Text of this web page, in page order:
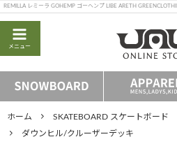
REMILLA レミーラ GOHEMP ゴーヘンプ LIBE ARETH
メニュー
ホーム SKATEBOARD スケートボード
ダウンヒル/クルーザーデッキ